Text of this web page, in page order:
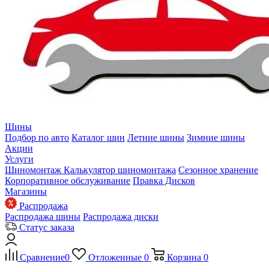
Шины
Подбор по авто Каталог шин Летние шины Зимние шины
Акции
Услуги
Шиномонтаж Калькулятор шиномонтажа Сезонное хранение
Корпоративное обслуживание Правка Дисков
Магазины
Распродажа
Распродажа шины Распродажа диски
Статус заказа
Сравнение0 Отложенные 0 Корзина 0